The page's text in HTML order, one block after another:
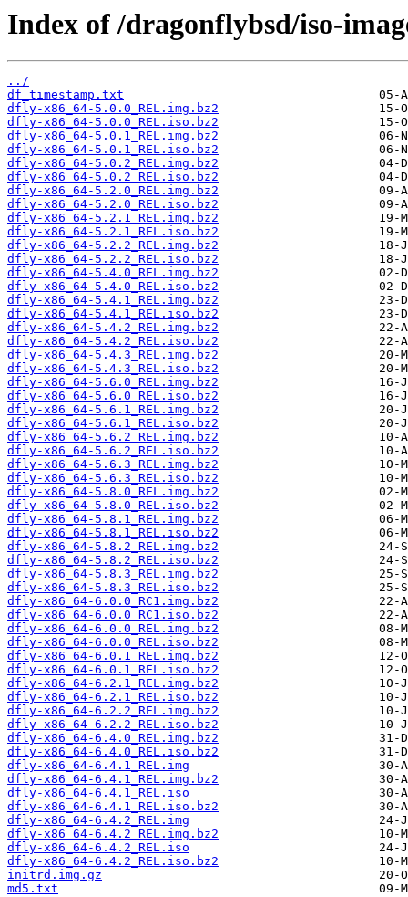
Index of /dragonflybsd/iso-
../
df_timestamp.txt
dfly-x86_64-5.0.0_REL.img.bz2
dfly-x86_64-5.0.0_REL.iso.bz2
dfly-x86_64-5.0.1_REL.img.bz2
dfly-x86_64-5.0.1_REL.iso.bz2
dfly-x86_64-5.0.2_REL.img.bz2
dfly-x86_64-5.0.2_REL.iso.bz2
dfly-x86_64-5.2.0_REL.img.bz2
dfly-x86_64-5.2.0_REL.iso.bz2
dfly-x86_64-5.2.1_REL.img.bz2
dfly-x86_64-5.2.1_REL.iso.bz2
dfly-x86_64-5.2.2_REL.img.bz2
dfly-x86_64-5.2.2_REL.iso.bz2
dfly-x86_64-5.4.0_REL.img.bz2
dfly-x86_64-5.4.0_REL.iso.bz2
dfly-x86_64-5.4.1_REL.img.bz2
dfly-x86_64-5.4.1_REL.iso.bz2
dfly-x86_64-5.4.2_REL.img.bz2
dfly-x86_64-5.4.2_REL.iso.bz2
dfly-x86_64-5.4.3_REL.img.bz2
dfly-x86_64-5.4.3_REL.iso.bz2
dfly-x86_64-5.6.0_REL.img.bz2
dfly-x86_64-5.6.0_REL.iso.bz2
dfly-x86_64-5.6.1_REL.img.bz2
dfly-x86_64-5.6.1_REL.iso.bz2
dfly-x86_64-5.6.2_REL.img.bz2
dfly-x86_64-5.6.2_REL.iso.bz2
dfly-x86_64-5.6.3_REL.img.bz2
dfly-x86_64-5.6.3_REL.iso.bz2
dfly-x86_64-5.8.0_REL.img.bz2
dfly-x86_64-5.8.0_REL.iso.bz2
dfly-x86_64-5.8.1_REL.img.bz2
dfly-x86_64-5.8.1_REL.iso.bz2
dfly-x86_64-5.8.2_REL.img.bz2
dfly-x86_64-5.8.2_REL.iso.bz2
dfly-x86_64-5.8.3_REL.img.bz2
dfly-x86_64-5.8.3_REL.iso.bz2
dfly-x86_64-6.0.0_RC1.img.bz2
dfly-x86_64-6.0.0_RC1.iso.bz2
dfly-x86_64-6.0.0_REL.img.bz2
dfly-x86_64-6.0.0_REL.iso.bz2
dfly-x86_64-6.0.1_REL.img.bz2
dfly-x86_64-6.0.1_REL.iso.bz2
dfly-x86_64-6.2.1_REL.img.bz2
dfly-x86_64-6.2.1_REL.iso.bz2
dfly-x86_64-6.2.2_REL.img.bz2
dfly-x86_64-6.2.2_REL.iso.bz2
dfly-x86_64-6.4.0_REL.img.bz2
dfly-x86_64-6.4.0_REL.iso.bz2
dfly-x86_64-6.4.1_REL.img
dfly-x86_64-6.4.1_REL.img.bz2
dfly-x86_64-6.4.1_REL.iso
dfly-x86_64-6.4.1_REL.iso.bz2
dfly-x86_64-6.4.2_REL.img
dfly-x86_64-6.4.2_REL.img.bz2
dfly-x86_64-6.4.2_REL.iso
dfly-x86_64-6.4.2_REL.iso.bz2
initrd.img.gz
md5.txt